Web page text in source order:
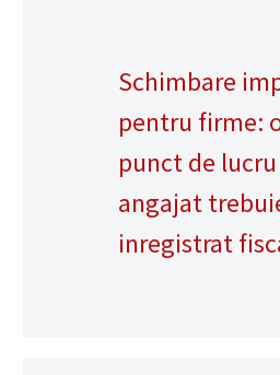
Schimbare
pentru firme:
punct de
angajat
inregistrat